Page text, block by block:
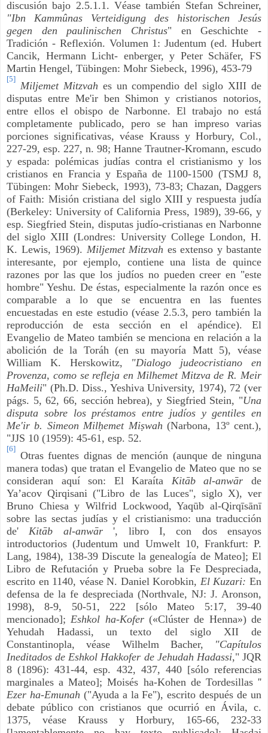
discusión bajo 2.5.1.1. Véase también Stefan Schreiner,
"Ibn Kammûnas Verteidigung des historischen Jesús
gegen den paulinischen Christus" en Geschichte -
Tradición - Reflexión. Volumen 1: Judentum (ed. Hubert
Cancik, Hermann Licht- enberger, y Peter Schäfer, FS
Martin Hengel, Tübingen: Mohr Siebeck, 1996), 453-79
[5]
Miljemet Mitzvah es un compendio del siglo XIII de
disputas entre Me'ir ben Shimon y cristianos notorios,
entre ellos el obispo de Narbonne. El trabajo no está
completamente publicado, pero se han impreso varias
porciones significativas, véase Krauss y Horbury, Col.,
227-29, esp. 227, n. 98; Hanne Trautner-Kromann, escudo
y espada: polémicas judías contra el cristianismo y los
cristianos en Francia y España de 1100-1500 (TSMJ 8,
Tübingen: Mohr Siebeck, 1993), 73-83; Chazan, Daggers
of Faith: Misión cristiana del siglo XIII y respuesta judía
(Berkeley: University of California Press, 1989), 39-66, y
esp. Siegfried Stein, disputas judío-cristianas en Narbonne
del siglo XIII (Londres: University College London, H.
K. Lewis, 1969). Miljemet Mitzvah es extenso y bastante
interesante, por ejemplo, contiene una lista de quince
razones por las que los judíos no pueden creer en "este
hombre" Yeshu. De éstas, especialmente la razón once es
comparable a lo que se encuentra en las fuentes
encuestadas en este estudio (véase 2.5.3, pero también la
reproducción de esta sección en el apéndice). El
Evangelio de Mateo también se menciona en relación a la
abolición de la Toráh (en su mayoría Matt 5), véase
William K. Herskowitz, "Dialogo judeocristiano en
Provenza, como se refleja en Milhemet Mitzva de R. Meir
HaMeili" (Ph.D. Diss., Yeshiva University, 1974), 72 (ver
págs. 5, 62, 66, sección hebrea), y Siegfried Stein, "Una
disputa sobre los préstamos entre judíos y gentiles en
Me'ir b. Simeon Milḥemet Miṣwah (Narbona, 13º cent.),
"JJS 10 (1959): 45-61, esp. 52.
[6]
Otras fuentes dignas de mención (aunque de ninguna
manera todas) que tratan el Evangelio de Mateo que no se
consideran aquí son: El Karaíta Kitāb al-anwār de
Ya’acov Qirqisani ("Libro de las Luces", siglo X), ver
Bruno Chiesa y Wilfrid Lockwood, Yaqūb al-Qirqīsānī
sobre las sectas judías y el cristianismo: una traducción
de' Kitāb al-anwār', libro I, con dos ensayos
introductorios (Judentum und Umwelt 10, Frankfurt: P.
Lang, 1984), 138-39 Discute la genealogía de Mateo]; El
Libro de Refutación y Prueba sobre la Fe Despreciada,
escrito en 1140, véase N. Daniel Korobkin, El Kuzari: En
defensa de la fe despreciada (Northvale, NJ: J. Aronson,
1998), 8-9, 50-51, 222 [sólo Mateo 5:17, 39-40
mencionado]; Eshkol ha-Kofer(«Clúster de Henna») de
Yehudah Hadassi, un texto del siglo XII de
Constantinopla, véase Wilhelm Bacher, "Capítulos
Ineditados de Eshkol Hakkofer de Jehudah Hadassi," JQR
8 (1896): 431-44, esp. 432, 437, 440 [sólo referencias
marginales a Mateo]; Moisés ha-Kohen de Tordesillas ''
Ezer ha-Emunah ("Ayuda a la Fe"), escrito después de un
debate público con cristianos que ocurrió en Ávila, c.
1375, véase Krauss y Horbury, 165-66, 232-33